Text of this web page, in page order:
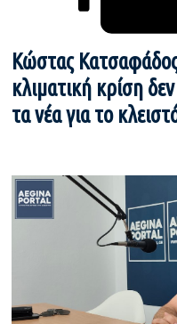
Κώστας
κλιματική κρίση
τα νέα για το